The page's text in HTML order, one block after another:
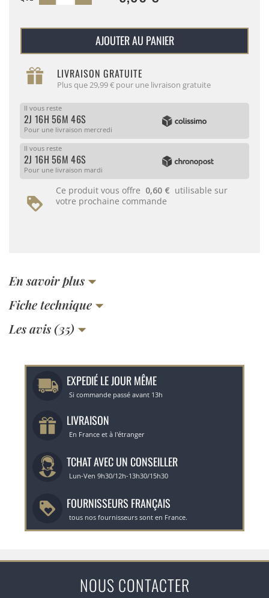
AJOUTER AU PANIER
LIVRAISON GRATUITE
Plus que 29,99 € pour une livraison gratuite
Il vous reste
2J 16H 56M 46S
Pour une livraison mercredi
Il vous reste
2J 16H 56M 46S
Pour une livraison mardi
Ce produit vous offre 0,60 € utilisable sur
votre prochaine commande
En savoir plus
Fiche technique
Les avis (35)
EXPEDIÉ LE JOUR MÊME
Si commande passé avant 13h
LIVRAISON
En France et à l'étranger
TCHAT AVEC UN CONSEILLER
Lun-Ven 9h30/12h-13h30/15h30
FOURNISSEURS FRANÇAIS
tous nos fournisseurs sont en France.
NOUS CONTACTER